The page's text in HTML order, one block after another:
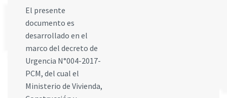
El presente
documento es
desarrollado en el
marco del decreto de
Urgencia N°004-2017-
PCM, del cual el
Ministerio de Vivienda,